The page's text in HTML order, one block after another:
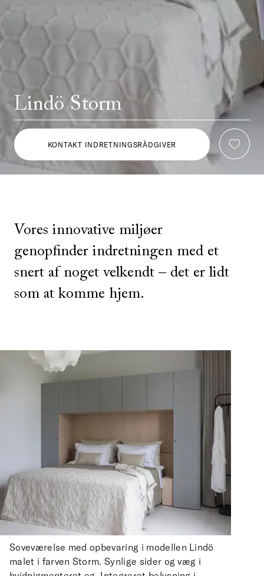
Lindö Storm
KONTAKT INDRETNINGSRÅDGIVER
Vores innovative miljøer
genopfinder indretningen med et
snert af noget velkendt – det er lidt
som at komme hjem.
Soveværelse med opbevaring i modellen Lindö
malet i farven Storm. Synlige sider og væg i